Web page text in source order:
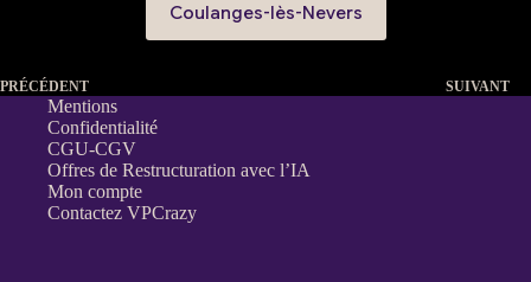
Coulanges-lès-Nevers
PRÉCÉDENT SUIVANT
Mentions
Confidentialité
CGU-CGV
Offres de Restructuration avec l’IA
Mon compte
Contactez VPCrazy